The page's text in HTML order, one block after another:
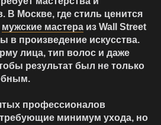
В Москве, где стиль ценится
мужские мастера из Wall Street
в произведение искусства.
лица, тип волос и даже
результат был не только
профессионалов
минимум ухода, но